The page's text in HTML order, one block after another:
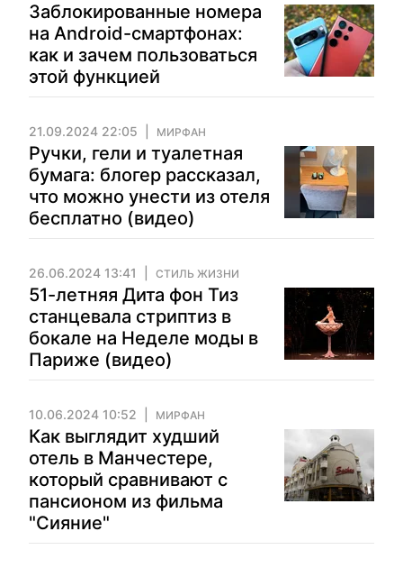
Заблокированные номера
на Android-смартфонах:
как и зачем пользоваться
этой функцией
21.09.2024 22:05 МИРФАН
Ручки, гели и туалетная
бумага: блогер рассказал,
что можно унести из отеля
бесплатно (видео)
26.06.2024 13:41 СТИЛЬ ЖИЗНИ
51-летняя Дита фон Тиз
станцевала стриптиз в
бокале на Неделе моды в
Париже (видео)
10.06.2024 10:52 МИРФАН
Как выглядит худший
отель в Манчестере,
который сравнивают с
пансионом из фильма
"Сияние"